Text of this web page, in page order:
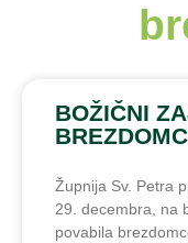
BOŽIČNI
Župnija Sv. Petra
29. decembra, na
povabila